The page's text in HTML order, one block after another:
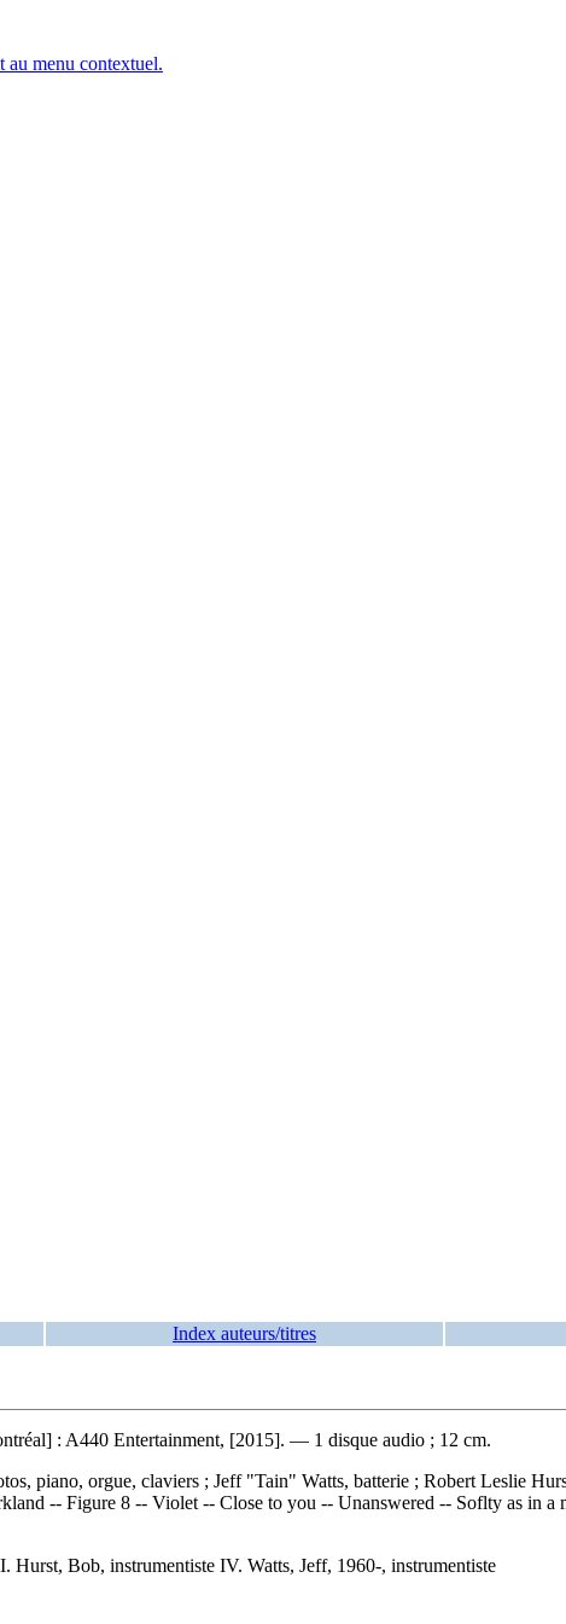
au menu contextuel.
Index auteurs/titres
: A440 Entertainment, [2015]. — 1 disque audio ; 12 cm.
piano, orgue, claviers ; Jeff "Tain" Watts, batterie ; Robert Leslie
-- Figure 8 -- Violet -- Close to you -- Unanswered -- Soflty as in a
Bob, instrumentiste IV. Watts, Jeff, 1960-, instrumentiste